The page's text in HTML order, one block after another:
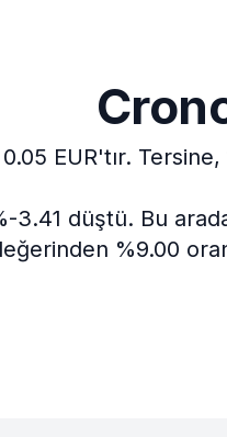
EUR'tır. Tersine,
3.41 düştü. Bu
%9.00